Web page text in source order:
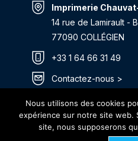
Imprimerie
14 rue de Lamirault -
77090 COLLÉGIEN
+33 1 64 66 31 49
Contactez-nous >
Itinéraire >
Nous utilisons des cookies
expérience sur notre site web.
site, nous supposerons